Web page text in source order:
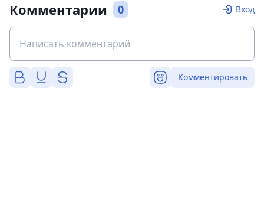
Комментарии 0 Вход
Комментировать